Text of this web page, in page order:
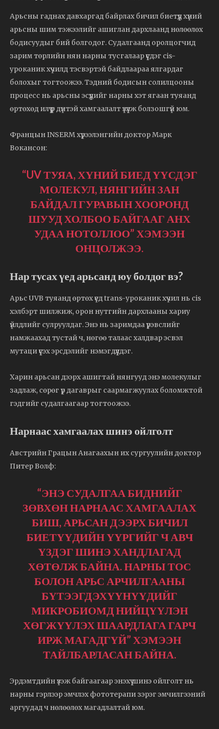
Арьсны гаднах давхаргад байрлах бичил биетүүд хүний
арьсны шим тэжээлийг ашиглан дархлаанд нөлөөлөх
бодисуудыг бий болгодог. Судалгаанд оролцогчид
зарим төрлийн нян нарны тусгалаар үүсдэг cis-
уроканик хүчилд тэсвэртэй байдлаараа ялгардаг
болохыг тогтоожээ. Тэдний бодисын солилцооны
процесс нь арьсны эсүүдийг нарны хэт ягаан туяанд
өртөхөд илүү үр дүнтэй хамгаалалт үзүүлж болзошгүй юм.
Францын INSERM хүрээлэнгийн доктор Марк
Вокансон:
“UV ТУЯА, ХҮНИЙ БИЕД ҮҮСДЭГ
МОЛЕКУЛ, НЯНГИЙН ЗАН
БАЙДАЛ ГУРАВЫН ХООРОНД
ШУУД ХОЛБОО БАЙГААГ АНХ
УДАА НОТОЛЛОО” ХЭМЭЭН
ОНЦОЛЖЭЭ.
Нар тусах үед арьсанд юу болдог вэ?
Арьс UVB туяанд өртөх үед trans-уроканик хүчил нь cis
хэлбэрт шилжиж, орон нутгийн дархлааны хариу
үйлдлийг сулруулдаг. Энэ нь заримдаа үрэвслийг
намжаахад тустай ч, нөгөө талаас халдвар эсвэл
мутаци үүсэх эрсдэлийг нэмэгдүүлдэг.
Харин арьсан дээрх ашигтай нянгууд энэ молекулыг
задлаж, сөрөг үр дагаврыг саармагжуулах боломжтой
гэдгийг судалгаагаар тогтоожээ.
Нарнаас хамгаалах шинэ ойлголт
Австрийн Грацын Анагаахын их сургуулийн доктор
Питер Волф:
“ЭНЭ СУДАЛГАА БИДНИЙГ
ЗӨВХӨН НАРНААС ХАМГААЛАХ
БИШ, АРЬСАН ДЭЭРХ БИЧИЛ
БИЕТҮҮДИЙН ҮҮРГИЙГ Ч АВЧ
ҮЗДЭГ ШИНЭ ХАНДЛАГАД
ХӨТӨЛЖ БАЙНА. НАРНЫ ТОС
БОЛОН АРЬС АРЧИЛГААНЫ
БҮТЭЭГДЭХҮҮНҮҮДИЙГ
МИКРОБИОМД НИЙЦҮҮЛЭН
ХӨГЖҮҮЛЭХ ШААРДЛАГА ГАРЧ
ИРЖ МАГАДГҮЙ” ХЭМЭЭН
ТАЙЛБАРЛАСАН БАЙНА.
Эрдэмтдийн үзэж байгаагаар энэхүү шинэ ойлголт нь
нарны гэрлээр эмчлэх фототерапи зэрэг эмчилгээний
аргуудад ч нөлөөлөх магадлалтай юм.